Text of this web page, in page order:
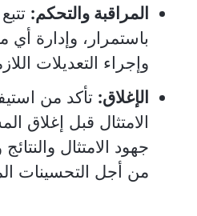
المراقبة والتحكم:
باستمرار، وإدارة
وإجراء التعديلات
الإغلاق: تأكد من
الامتثال قبل إغلاق
جهود الامتثال
من أجل التحسينات